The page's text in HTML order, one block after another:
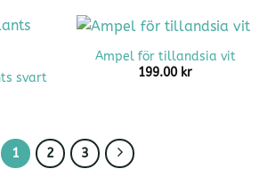
svart
Ampel för tillandsia vit
199.00 kr
1 2 3